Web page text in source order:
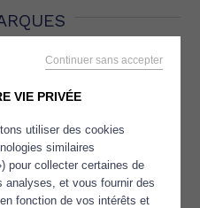
VIE PRIVÉE
utiliser des cookies
similaires
pour collecter certaines de
analyses, et vous fournir des
fonction de vos intérêts et
Continuer sans accepter